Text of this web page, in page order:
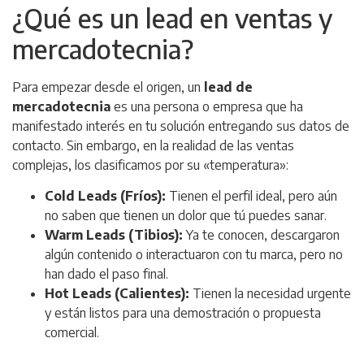
¿Qué es un lead en ventas y
mercadotecnia?
Para empezar desde el origen, un lead de
mercadotecnia es una persona o empresa que ha
manifestado interés en tu solución entregando sus datos de
contacto. Sin embargo, en la realidad de las ventas
complejas, los clasificamos por su «temperatura»:
Cold Leads (Fríos): Tienen el perfil ideal, pero aún
no saben que tienen un dolor que tú puedes sanar.
Warm Leads (Tibios): Ya te conocen, descargaron
algún contenido o interactuaron con tu marca, pero no
han dado el paso final.
Hot Leads (Calientes): Tienen la necesidad urgente
y están listos para una demostración o propuesta
comercial.